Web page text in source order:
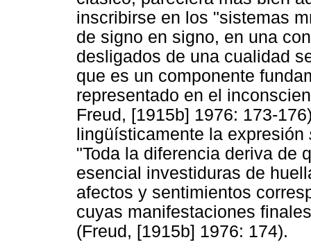
inscribirse en los "sistemas
de signo en signo, en una
desligados de una cualidad
que es un componente
representado en el
Freud, [1915b] 1976: 173-
lingüísticamente la expresión
"Toda la diferencia deriva de
esencial investiduras de
afectos y sentimientos
cuyas manifestaciones
(Freud, [1915b] 1976: 174).